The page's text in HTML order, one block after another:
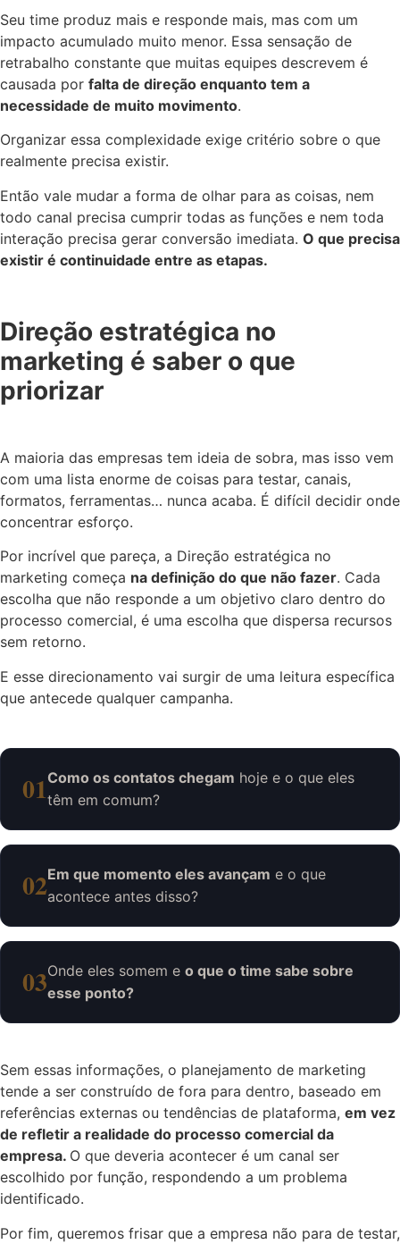
Seu time produz mais e responde mais, mas com um
impacto acumulado muito menor. Essa sensação de
retrabalho constante que muitas equipes descrevem é
causada por falta de direção enquanto tem a
necessidade de muito movimento.
Organizar essa complexidade exige critério sobre o que
realmente precisa existir.
Então vale mudar a forma de olhar para as coisas, nem
todo canal precisa cumprir todas as funções e nem toda
interação precisa gerar conversão imediata. O que precisa
existir é continuidade entre as etapas.
Direção estratégica no
marketing é saber o que
priorizar
A maioria das empresas tem ideia de sobra, mas isso vem
com uma lista enorme de coisas para testar, canais,
formatos, ferramentas… nunca acaba. É difícil decidir onde
concentrar esforço.
Por incrível que pareça, a Direção estratégica no
marketing começa na definição do que não fazer. Cada
escolha que não responde a um objetivo claro dentro do
processo comercial, é uma escolha que dispersa recursos
sem retorno.
E esse direcionamento vai surgir de uma leitura específica
que antecede qualquer campanha.
01Como os contatos chegam hoje e o que eles
têm em comum?
02Em que momento eles avançam e o que
acontece antes disso?
03Onde eles somem e o que o time sabe sobre
esse ponto?
Sem essas informações, o planejamento de marketing
tende a ser construído de fora para dentro, baseado em
referências externas ou tendências de plataforma, em vez
de refletir a realidade do processo comercial da
empresa. O que deveria acontecer é um canal ser
escolhido por função, respondendo a um problema
identificado.
Por fim, queremos frisar que a empresa não para de testar,